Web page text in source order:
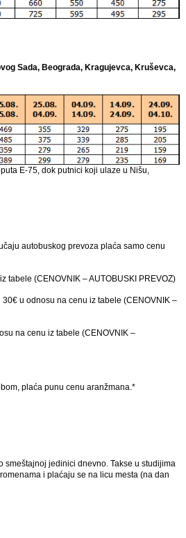
Sada, Beograda, Kragujevca, Kruševca,
E-75, dok putnici koji ulaze u Nišu,
autobuskog prevoza plaća samo cenu
(CENOVNIK – AUTOBUSKI PREVOZ)
u odnosu na cenu iz tabele (CENOVNIK –
na cenu iz tabele (CENOVNIK –
plaća punu cenu aranžmana.*
smeštajnoj jedinici dnevno. Takse u studijima
i plaćaju se na licu mesta (na dan